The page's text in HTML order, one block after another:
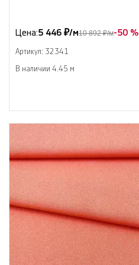
Цена:5 446 ₽/м10 892 ₽/м-50 %
Артикул: 32341
В наличии 4.45 м